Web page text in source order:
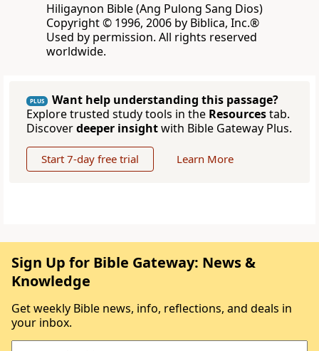
Hiligaynon Bible (Ang Pulong Sang Dios)
Copyright © 1996, 2006 by Biblica, Inc.®
Used by permission. All rights reserved
worldwide.
PLUS
Want help understanding this passage?
Explore trusted study tools in the Resourcestab.
Discoverdeeper insightwith Bible Gateway Plus.
Start 7-day free trial Learn More
Sign Up for Bible Gateway: News &
Knowledge
Get weekly Bible news, info, reflections, and deals in
your inbox.